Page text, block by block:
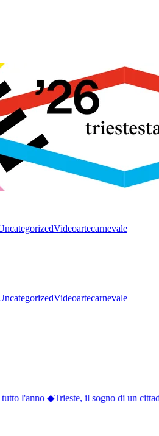
Videoartecarnevale
Videoartecarnevale
l'anno◆Trieste, il sogno di un